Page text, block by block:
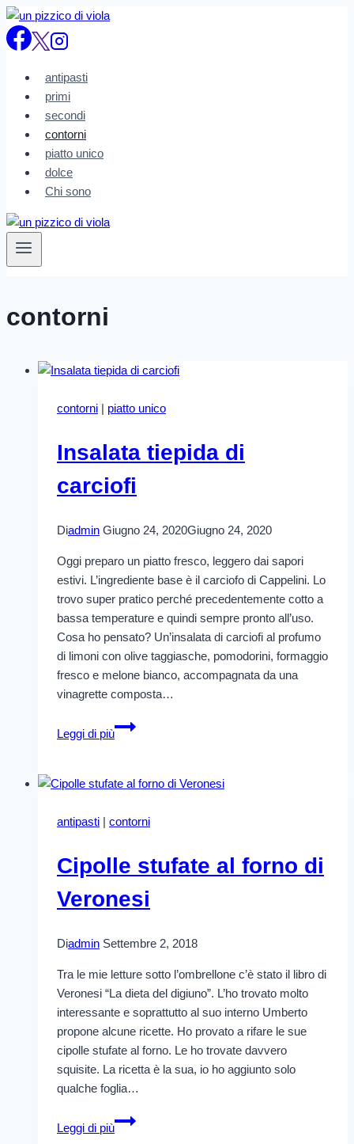
Salta
al
contenuto
antipasti
primi
secondi
contorni
piatto unico
dolce
Chi sono
contorni
contorni | piatto unico
Insalata tiepida di
carciofi
Diadmin Giugno 24, 2020Giugno 24, 2020
Oggi preparo un piatto fresco, leggero dai sapori
estivi. L’ingrediente base è il carciofo di Cappelini. Lo
trovo super pratico perché precedentemente cotto a
bassa temperature e quindi sempre pronto all’uso.
Cosa ho pensato? Un’insalata di carciofi al profumo
di limoni con olive taggiasche, pomodorini, formaggio
fresco e melone bianco, accompagnata da una
vinagrette composta…
Leggi di più
Insalata
tiepida
carciofi
antipasti | contorni
Cipolle stufate al forno di
Veronesi
Diadmin Settembre 2, 2018
Tra le mie letture sotto l’ombrellone c’è stato il libro di
Veronesi “La dieta del digiuno”. L’ho trovato molto
interessante e soprattutto al suo interno Umberto
propone alcune ricette. Ho provato a rifare le sue
cipolle stufate al forno. Le ho trovate davvero
squisite. La ricetta è la sua, io ho aggiunto solo
qualche foglia…
Leggi di più
Cipolle
stufate